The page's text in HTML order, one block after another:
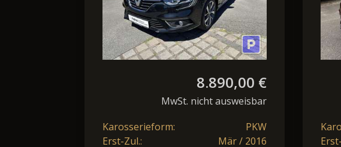
8.890,00 €
MwSt. nicht ausweisbar
Karosserieform:
PKW
Erst-Zul.:
Mär / 2016